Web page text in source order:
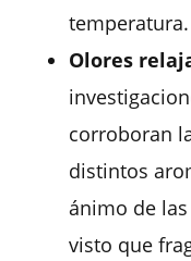
temperatura.
Olores
corroboran
distintos
ánimo de
visto que